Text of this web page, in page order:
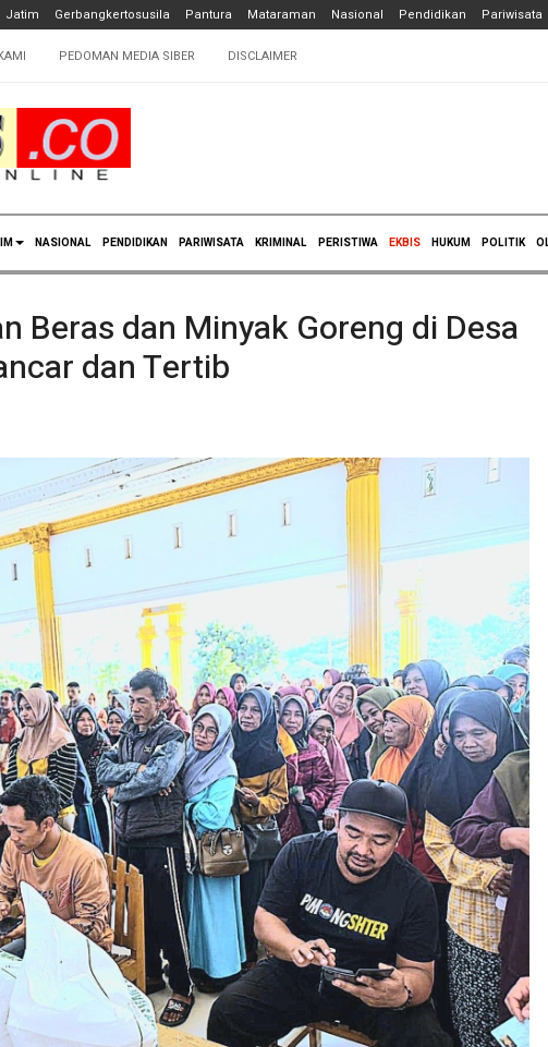
Jatim Gerbangkertosusila Pantura Mataraman Nasional Pendidikan Pariwisata
PEDOMAN MEDIA SIBER DISCLAIMER
NASIONAL PENDIDIKAN PARIWISATA KRIMINAL PERISTIWA EKBIS HUKUM POLITIK
Beras dan Minyak Goreng di Desa
dan Tertib